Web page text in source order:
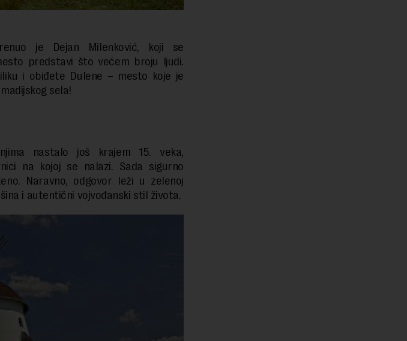
je Dejan Milenković, koji se
predstavi što većem broju ljudi.
i obiđete Dulene – mesto koje je
sela!
nastalo još krajem 15. veka,
na kojoj se nalazi. Sada sigurno
Naravno, odgovor leži u zelenoj
i autentični vojvođanski stil života.